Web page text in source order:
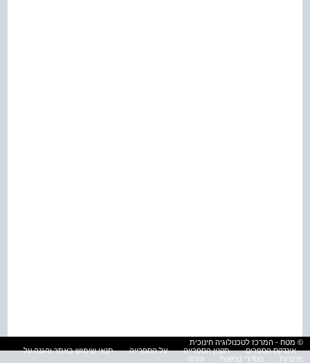
© מטח - המרכז לטכנולוגיה חינוכית
אינדקס הספרים
תקנון הספרייה על הספרייה
תנאי שימוש באתר והגנה על
פרטיות
הסדרי נגישות עזרה